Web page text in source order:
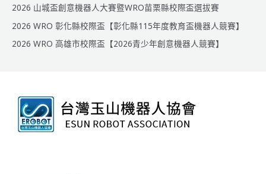
2026 山城盃創意機器人大賽暨WRO苗栗縣校際盃選拔賽
2026 WRO 彰化縣校際盃【彰化縣115年度教育盃機器人競賽】
2026 WRO 高雄市校際盃【2026青少年創意機器人競賽】